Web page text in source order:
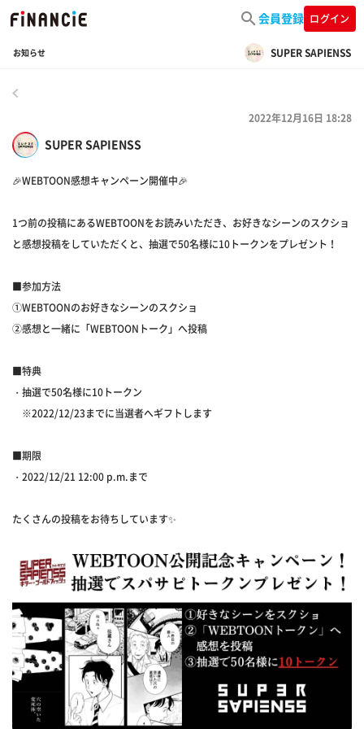
会員登録 ログイン
お知らせ SUPER SAPIENSS
SUPER SAPIENSS
2022年12月16日 18:28
🎉WEBTOON感想キャンペーン開催中🎉
1つ前の投稿にあるWEBTOONをお読みいただき、お好きなシーンのスクショ
と感想投稿をしていただくと、抽選で50名様に10トークンをプレゼント！
■参加方法
①WEBTOONのお好きなシーンのスクショ
②感想と一緒に「WEBTOONトーク」へ投稿
■特典
・抽選で50名様に10トークン
※2022/12/23までに当選者へギフトします
■期限
・2022/12/21 12:00 p.m.まで
たくさんの投稿をお待ちしています✨